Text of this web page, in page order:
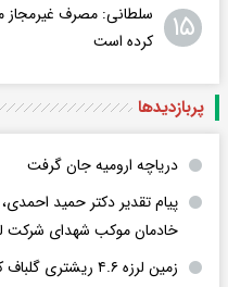
۱۵
سلطانی: مصرف غیرمجاز
کرده است
پربازدید‌ها
دریاچه ارومیه جان گرفت
پیام تقدیر دکتر حمید
خادمان موکب شهدای شرکت
زمین لرزه ۴.۶ ریشتری گلباف کرمان را لرزاند